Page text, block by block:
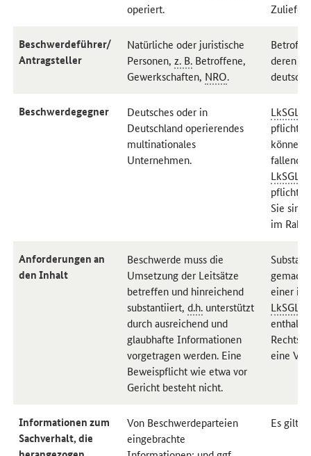
operiert.
Beschwerdeführer/
Antragsteller
Natürliche oder juristische
Personen,z. B. Betroffene,
Gewerkschaften, NRO.
deren
Beschwerdegegner
Deutsches oder in
Deutschland operierendes
multinationales
Unternehmen.
LkSG
können
fallende
LkSG
Sie sind
im
Anforderungen an
den Inhalt
Beschwerde muss die
Umsetzung der Leitsätze
betreffen und hinreichend
substantiiert,d.h. unterstützt
durch ausreichend und
glaubhafte Informationen
vorgetragen werden. Eine
Beweispflicht wie etwa vor
Gericht besteht nicht.
einer in
LkSG
eine
Informationen zum
Sachverhalt, die
Von Beschwerdeparteien
eingebrachte
Es gilt